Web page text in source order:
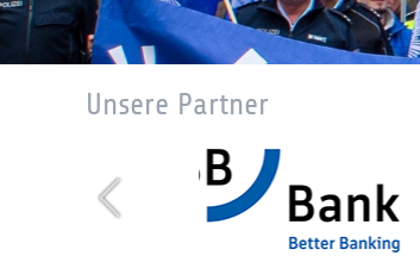
Unsere Partner